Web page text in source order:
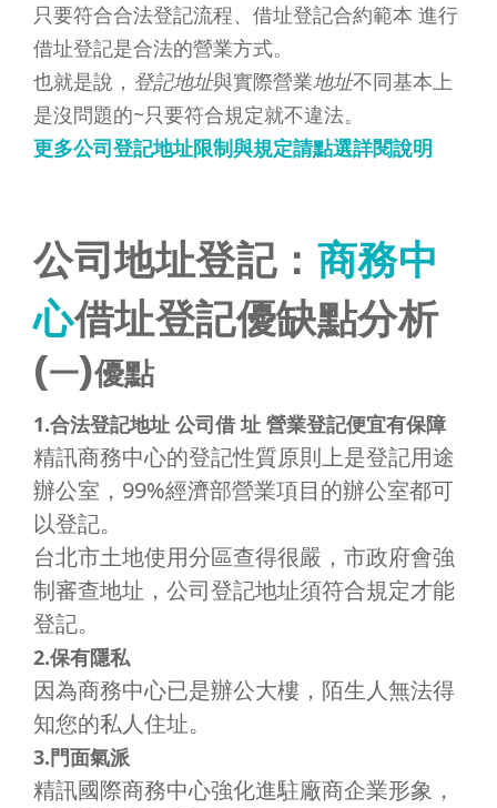
只要符合合法登記流程、借址登記合約範本 進行
借址登記是合法的營業方式。
也就是說， 登記地址與實際營業地址不同基本上
是沒問題的~只要符合規定就不違法。
更多公司登記地址限制與規定請點選詳閱說明
公司地址登記： 商務中
心借址登記優缺點分析
(一)優點
1.合法登記地址 公司借 址 營業登記便宜有保障
精訊商務中心的登記性質原則上是登記用途
辦公室，99%經濟部營業項目的辦公室都可
以登記。
台北市土地使用分區查得很嚴，市政府會強
制審查地址，公司登記地址須符合規定才能
登記。
2.保有隱私
因為商務中心已是辦公大樓，陌生人無法得
知您的私人住址。
3.門面氣派
精訊國際商務中心強化進駐廠商企業形象，